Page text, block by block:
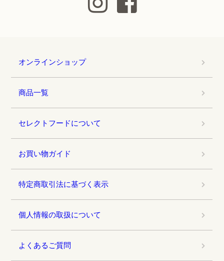
オンラインショップ
商品一覧
セレクトフードについて
お買い物ガイド
特定商取引法に基づく表示
個人情報の取扱について
よくあるご質問